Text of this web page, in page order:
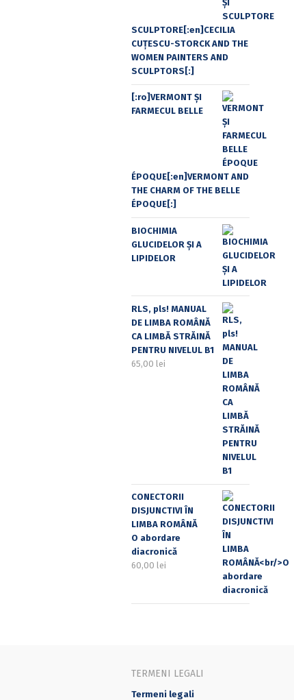
SCULPTORE[:en]CECILIA
CUŢESCU-STORCK AND THE
WOMEN PAINTERS AND
SCULPTORS[:]
[:ro]VERMONT ȘI
FARMECUL BELLE
ÉPOQUE[:en]VERMONT AND
THE CHARM OF THE BELLE
ÉPOQUE[:]
BIOCHIMIA
GLUCIDELOR ȘI A
LIPIDELOR
RLS, pls! MANUAL
DE LIMBA ROMÂNĂ
CA LIMBĂ STRĂINĂ
PENTRU NIVELUL B1
65,00 lei
CONECTORII
DISJUNCTIVI ÎN
LIMBA ROMÂNĂ
O abordare
diacronică
60,00 lei
TERMENI LEGALI
Termeni legali